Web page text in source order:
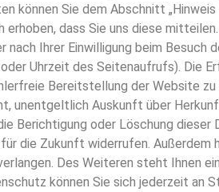
Sie dem Abschnitt
dass Sie uns diese
Ihrer Einwilligung beim
Uhrzeit des Seitenaufrufs). Die
Bereitstellung der Website
unentgeltlich Auskunft über
Berichtigung oder Löschung dieser
die Zukunft widerrufen.
Des Weiteren steht Ihnen
können Sie sich jederzeit an